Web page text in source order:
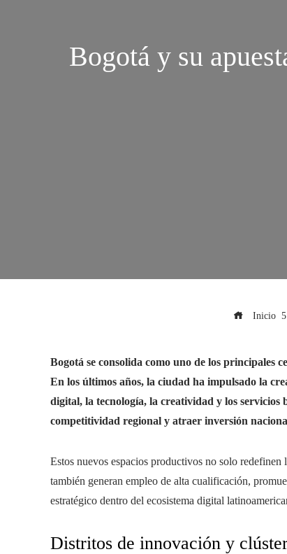
Bogotá y su
Inicio
Bogotá se consolida como uno de los principales
En los últimos años, la ciudad ha impulsado la
digital, la tecnología, la creatividad y los servicios
competitividad regional y atraer inversión
Estos nuevos espacios productivos no solo
también generan empleo de alta cualificación,
estratégico dentro del ecosistema digital
Distritos de innovación y